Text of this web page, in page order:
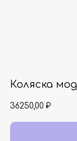
Коляска
36250,00 ₽